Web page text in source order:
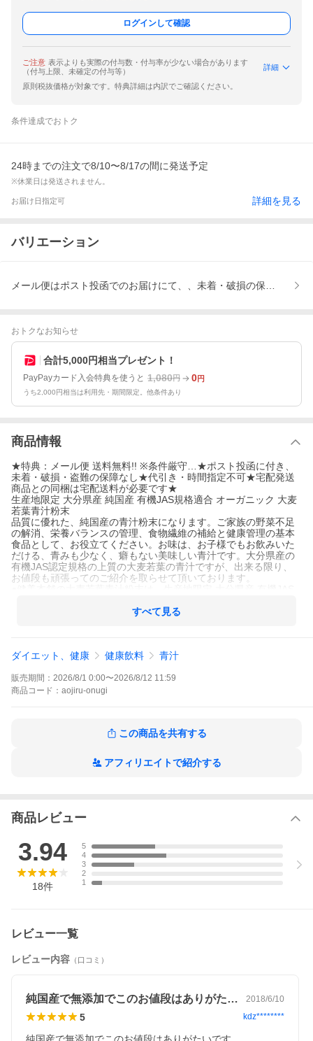
ログインして確認
ご注意 表示よりも実際の付与数・付与率が少ない場合があります
（付与上限、未確定の付与等）
詳細
原則税抜価格が対象です。特典詳細は内訳でご確認ください。
条件達成でおトク
24時までの注文で8/10〜8/17の間に発送予定
※休業日は発送されません。
お届け日指定可 詳細を見る
バリエーション
メール便はポスト投函でのお届けにて、、未着・破損の保障無し
おトクなお知らせ
合計5,000円相当プレゼント！
PayPayカード入会特典を使うと 1,080円 0円
うち2,000円相当は利用先・期間限定。他条件あり
商品情報
★特典：メール便 送料無料!! ※条件厳守…★ポスト投函に付き、
未着・破損・盗難の保障なし★代引き・時間指定不可★宅配発送
商品との同梱は宅配送料が必要です★
生産地限定 大分県産 純国産 有機JAS規格適合 オーガニック 大麦
若葉青汁粉末
品質に優れた、純国産の青汁粉末になります。ご家族の野菜不足
の解消、栄養バランスの管理、食物繊維の補給と健康管理の基本
食品として、お役立てください。お味は、お子様でもお飲みいた
だける、青みも少なく、癖もない美味しい青汁です。大分県産の
有機JAS認定規格の上質の大麦若葉の青汁ですが、出来る限り、
お値段も頑張ってのご紹介を取らせて頂いております。
●1パックに充実の100g入ですので、1回分2gのご使用で約50杯の
原材料：有機大麦の若葉
容量：100g
すべて見る
ダイエット、健康 健康飲料 青汁
販売期間： 2026/8/1 0:00〜2026/8/12 11:59
商品 コード： aojiru-onugi
この商品を共有する
アフィリエイトで紹介する
商品レビュー
3.94
18件
5
4
3
2
1
レビュー一覧
レビュー内容 （口コミ）
純国産で無添加でこのお値段はありがたい… 2018/6/10
5 kdz********